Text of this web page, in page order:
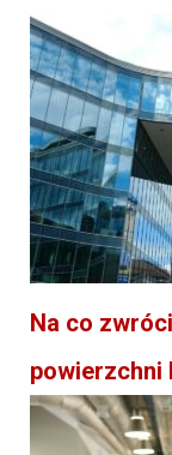
Na co
powierzchni